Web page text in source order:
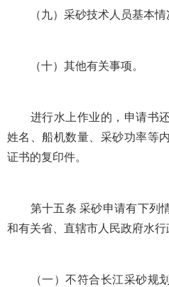
（九）采砂技术人员基本情
（十）其他有关事项。
进行水上作业的，申请书还
姓名、船机数量、采砂功率等
证书的复印件。
第十五条 采砂申请有下列情
和有关省、直辖市人民政府水行
（一）不符合长江采砂规划